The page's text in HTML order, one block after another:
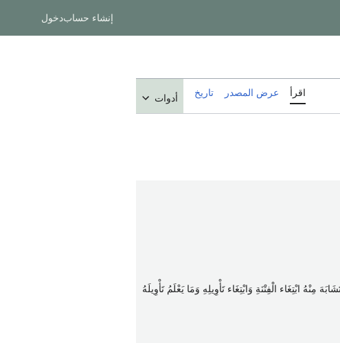
إنشاء حسابدخول
اقرأ عرض المصدر تاريخ أدوات
ابْتِغَاء الْفِتْنَةِ وَابْتِغَاء تَأْوِيلِهِ وَمَا يَعْلَمُ تَأْوِيلَهُ